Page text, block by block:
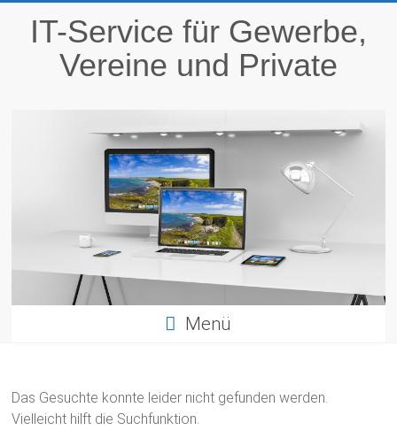
springenIT-Service für Gewerbe,
Vereine und Private
Menü
Das Gesuchte konnte leider nicht gefunden werden.
Vielleicht hilft die Suchfunktion.